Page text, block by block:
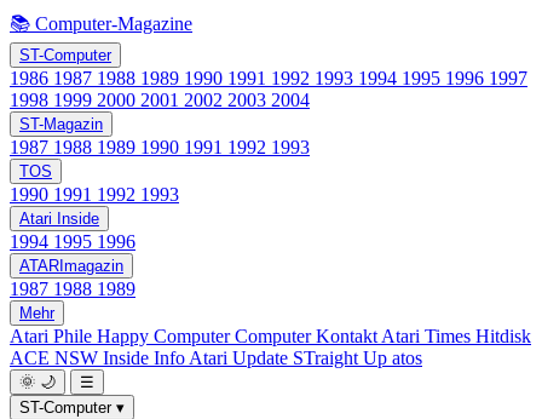
📚 Computer-Magazine
ST-Computer
1986 1987 1988 1989 1990 1991 1992 1993 1994 1995 1996 1997
1998 1999 2000 2001 2002 2003 2004
ST-Magazin
1987 1988 1989 1990 1991 1992 1993
TOS
1990 1991 1992 1993
Atari Inside
1994 1995 1996
ATARImagazin
1987 1988 1989
Mehr
Atari Phile Happy ComputerComputer Kontakt Atari Times Hitdisk
ACE NSW Inside Info Atari Update STraight Up atos
🌞 🌙
☰
ST-Computer ▾